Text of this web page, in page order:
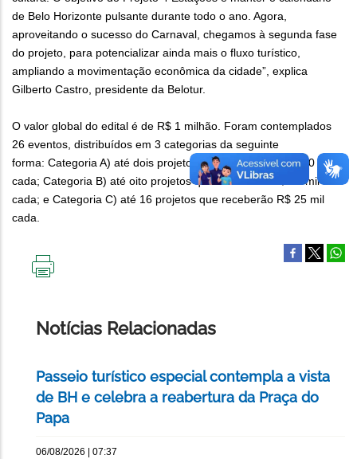
de Belo Horizonte pulsante durante todo o ano. Agora,
aproveitando o sucesso do Carnaval, chegamos à segunda fase
do projeto, para potencializar ainda mais o fluxo turístico,
ampliando a movimentação econômica da cidade”, explica
Gilberto Castro, presidente da Belotur.
O valor global do edital é de R$ 1 milhão. Foram contemplados
26 eventos, distribuídos em 3 categorias da seguinte
forma: Categoria A) até dois projetos que receberão R$ 100 mil
cada; Categoria B) até oito projetos que receberão R$ 50 mil
cada; e Categoria C) até 16 projetos que receberão R$ 25 mil
cada.
Notícias Relacionadas
Passeio turístico especial contempla a vista
de BH e celebra a reabertura da Praça do
Papa
06/08/2026 | 07:37